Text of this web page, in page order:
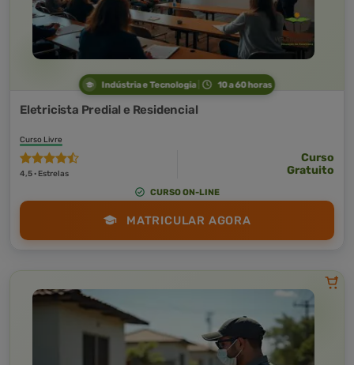
Indústria e Tecnologia 10 a 60 horas
Eletricista Predial e Residencial
Curso Livre
4,5 · Estrelas
Curso
Gratuito
CURSO ON-LINE
MATRICULAR AGORA